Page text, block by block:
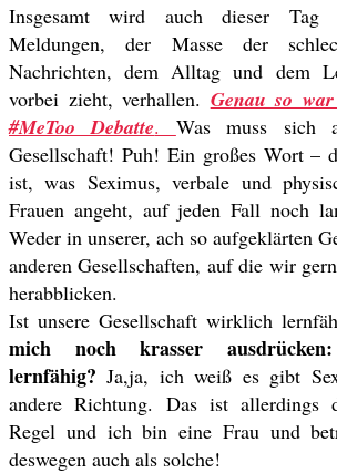
Insgesamt wird auch dieser
Meldungen, der Masse der
Nachrichten, dem Alltag und dem
vorbei zieht, verhallen. Genau so
#MeToo Debatte. Was muss sich
Gesellschaft! Puh! Ein großes Wort –
ist, was Seximus, verbale und
Frauen angeht, auf jeden Fall noch
Weder in unserer, ach so aufgeklärten
anderen Gesellschaften, auf die wir
herabblicken.
Ist unsere Gesellschaft wirklich
mich noch krasser
lernfähig?Ja,ja, ich weiß es gibt
andere Richtung. Das ist
Regel und ich bin eine Frau und
deswegen auch als solche!